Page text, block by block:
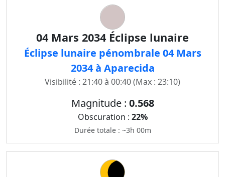
04 Mars 2034 Éclipse lunaire
Éclipse lunaire pénombrale 04 Mars
2034 à Aparecida
Visibilité : 21:40 à 00:40 (Max : 23:10)
Magnitude : 0.568
Obscuration : 22%
Durée totale : ~3h 00m